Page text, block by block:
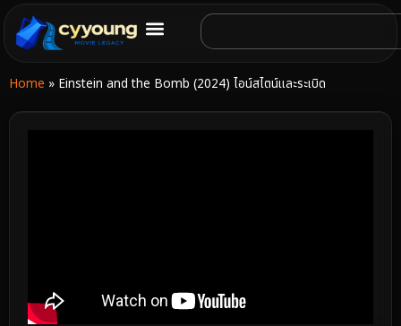
Home » Einstein and the Bomb (2024) ไอน์สไตน์และระเบิด